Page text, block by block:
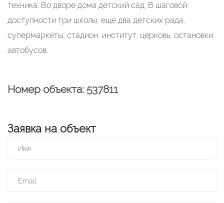
техника. Во дворе дома детский сад. В шаговой
доступности три школы, еще два детских рада,
супермаркеты, стадион, институт, церковь, остановки
автобусов.
Номер объекта: 537811
Заявка на объект